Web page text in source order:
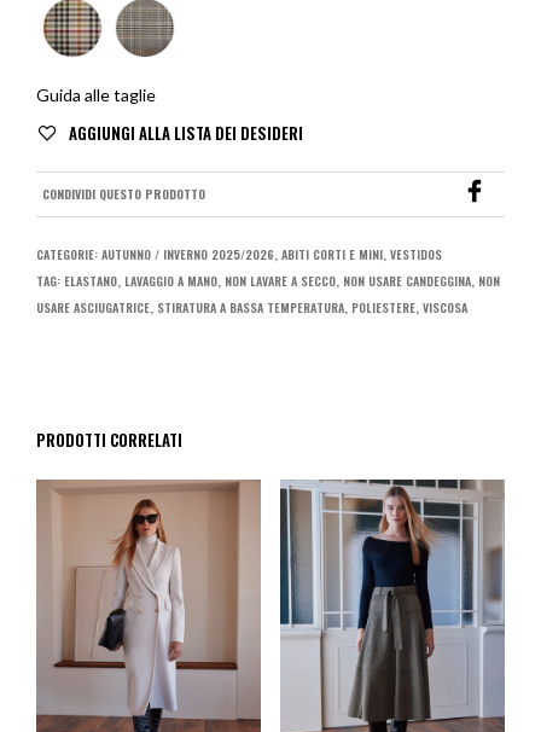
Guida alle taglie
CONDIVIDI QUESTO PRODOTTO
CATEGORIE: AUTUNNO / INVERNO 2025/2026, ABITI CORTI E MINI, VESTIDOS
TAG: ELASTANO, LAVAGGIO A MANO, NON LAVARE A SECCO, NON USARE CANDEGGINA, NON
USARE ASCIUGATRICE, STIRATURA A BASSA TEMPERATURA, POLIESTERE, VISCOSA
PRODOTTI CORRELATI